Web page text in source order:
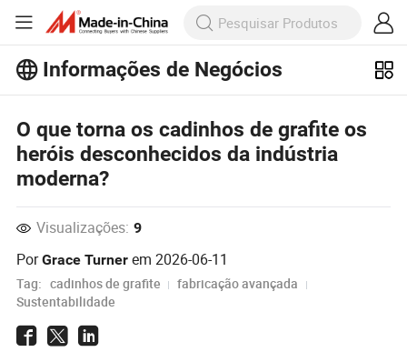
Informações de Negócios
Informações de Negócios!
Veja Mais
O que torna os cadinhos de grafite os
heróis desconhecidos da indústria
moderna?
Visualizações: 9
PorGrace Turner em2026-06-11
Tag: cadinhos de grafite
fabricação avançada
Sustentabilidade